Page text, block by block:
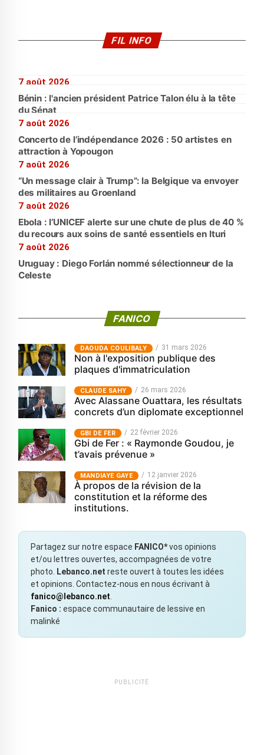
FIL INFO
7 août 2026
Bénin : l'ancien président Patrice Talon élu à la tête
du Sénat
7 août 2026
Concerto de l’indépendance 2026 : 50 artistes en
attraction à Yopougon
7 août 2026
“Un message clair à Trump”: la Belgique va envoyer
des militaires au Groenland
7 août 2026
Ebola : l’UNICEF alerte sur une chute de plus de 40 %
du recours aux soins de santé essentiels en Ituri
7 août 2026
Uruguay : Diego Forlán nommé sélectionneur de la
Celeste
FANICO
‎DAOUDA COULIBALY 31 mars 2026
Non à l'exposition publique des
plaques d'immatriculation
CLAUDE SAHY 26 mars 2026
Avec Alassane Ouattara, les résultats
concrets d’un diplomate exceptionnel
GBI DE FER 22 février 2026
Gbi de Fer : « Raymonde Goudou, je
t’avais prévenue »
MANDIAYE GAYE 12 janvier 2026
À propos de la révision de la
constitution et la réforme des
institutions.
Partagez sur notre espace FANICO*vos opinions
et/ou lettres ouvertes, accompagnées de votre
photo.
Lebanco.net reste ouvert à toutes les idées
et opinions. Contactez-nous en nous écrivant à
fanico@lebanco.net
Fanico : espace communautaire de lessive en
malinké
PUBLICITÉ